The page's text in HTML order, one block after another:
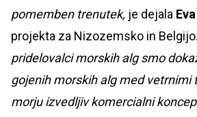
pomemben trenutek, je dejala
projekta za Nizozemsko in Belgijo.
pridelovalci morskih alg smo
gojenih morskih alg med vetrnimi
morju izvedljiv komercialni